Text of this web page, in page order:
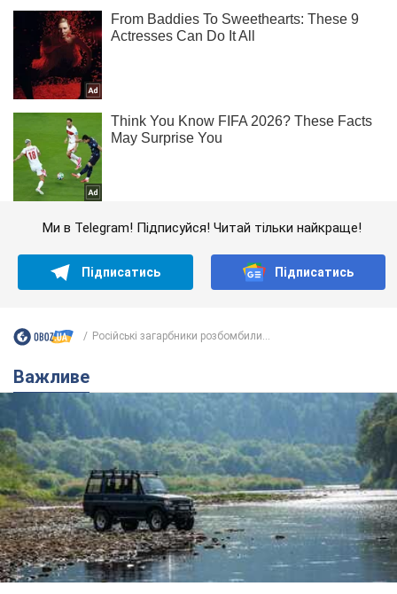
Ми в Telegram! Підписуйся! Читай тільки найкраще!
Підписатись Підписатись
Російські загарбники розбомбили...
Важливе